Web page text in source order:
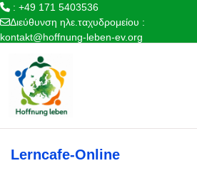
: +49 171 5403536
Διεύθυνση ηλε.ταχυδρομείου :
kontakt@hoffnung-leben-ev.org
Lerncafe-Online